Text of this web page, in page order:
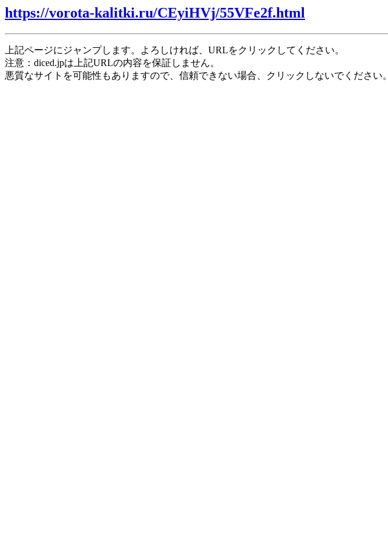
https://vorota-kalitki.ru/CEyiHVj/55VFe2f.html
上記ページにジャンプします。よろしければ、URLをクリックしてください。
注意：diced.jpは上記URLの内容を保証しません。
悪質なサイトを可能性もありますので、信頼できない場合、クリックしないでください。